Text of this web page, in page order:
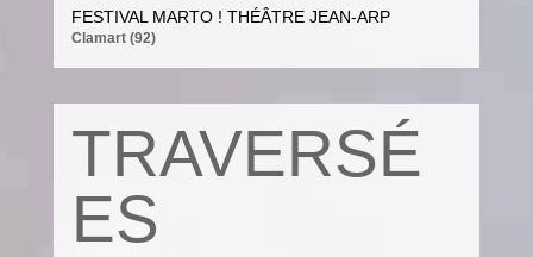
FESTIVAL MARTO ! THÉÂTRE JEAN-ARP
Clamart (92)
TRAVERSÉ
ES